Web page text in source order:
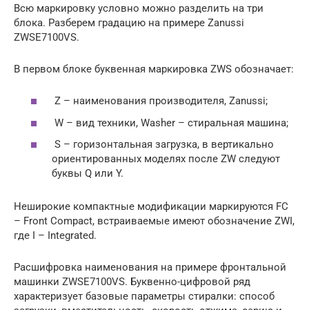
Всю маркировку условно можно разделить на три
блока. Разберем градацию на примере Zanussi
ZWSE7100VS.
В первом блоке буквенная маркировка ZWS обозначает:
Z – наименования производителя, Zanussi;
W – вид техники, Washer – стиральная машина;
S – горизонтальная загрузка, в вертикально
ориентированных моделях после ZW следуют
буквы Q или Y.
Неширокие компактные модификации маркируются FC
– Front Compact, встраиваемые имеют обозначение ZWI,
где I – Integrated.
Расшифровка наименования на примере фронтальной
машинки ZWSE7100VS. Буквенно-цифровой ряд
характеризует базовые параметры стиралки: способ